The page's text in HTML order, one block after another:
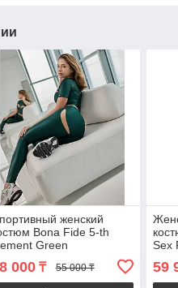
женский
Bona Fide 5-th
Green
000₸ 55 000 ₸
Sex
59